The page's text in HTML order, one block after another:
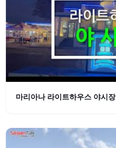
마리아나 라이트하우스 야시장